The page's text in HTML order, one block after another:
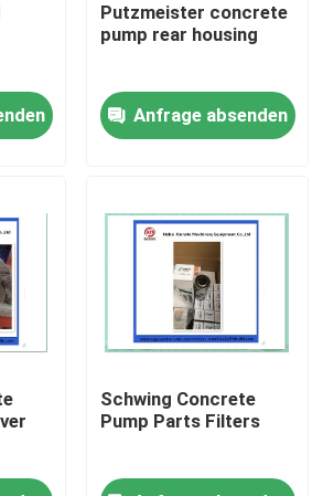
Putzmeister concrete
pump rear housing
Anfrage absenden
Schwing Concrete
Pump Parts Filters